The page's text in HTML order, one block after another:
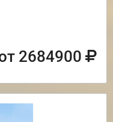
2684900